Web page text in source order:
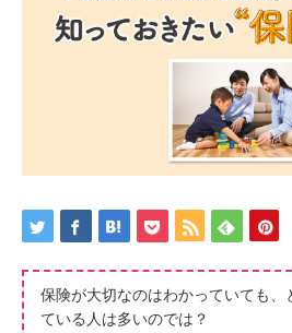
保険が大切なのはわかっていても、
ている人は多いのでは？